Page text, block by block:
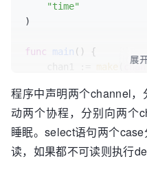
"time"
)
func main ()
{
make chan
go func() {
        chan1 <-
    }()
展
程序中声明两个channel
动两个协程，分别向两个
睡眠。select语句两个
读，如果都不可读则执行